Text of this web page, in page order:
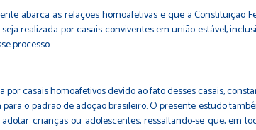
abarca as relações homoafetivas e que a Constituição
realizada por casais conviventes em união estável,
processo.
por casais homoafetivos devido ao fato desses casais,
o padrão de adoção brasileiro. O presente estudo
crianças ou adolescentes, ressaltando-se que, em